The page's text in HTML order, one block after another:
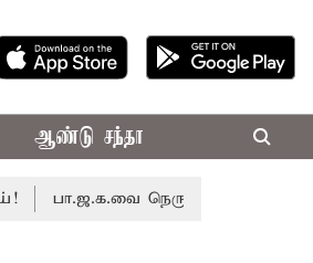
ஆண்டு சந்தா
பா.ஜ.க.வை நெருங்குகிறதா